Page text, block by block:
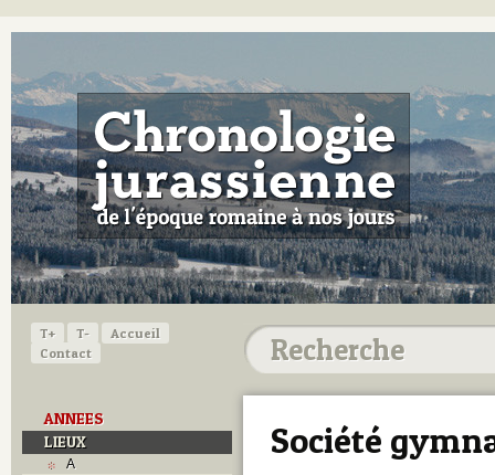
T+ T-
Accueil
Contact
ANNEES
LIEUX
A
Société